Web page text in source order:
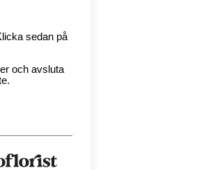
sedan på
och avsluta